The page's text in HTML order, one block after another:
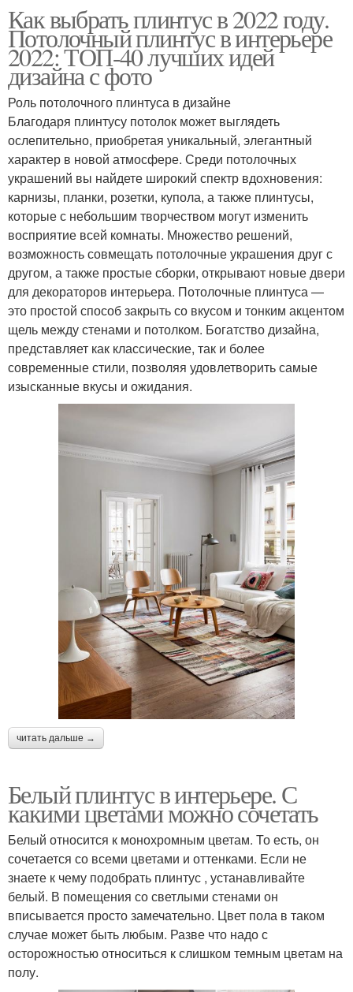
Как выбрать плинтус в 2022 году.
Потолочный плинтус в интерьере
2022: ТОП-40 лучших идей
дизайна с фото
Роль потолочного плинтуса в дизайне
Благодаря плинтусу потолок может выглядеть
ослепительно, приобретая уникальный, элегантный
характер в новой атмосфере. Среди потолочных
украшений вы найдете широкий спектр вдохновения:
карнизы, планки, розетки, купола, а также плинтусы,
которые с небольшим творчеством могут изменить
восприятие всей комнаты. Множество решений,
возможность совмещать потолочные украшения друг с
другом, а также простые сборки, открывают новые двери
для декораторов интерьера. Потолочные плинтуса —
это простой способ закрыть со вкусом и тонким акцентом
щель между стенами и потолком. Богатство дизайна,
представляет как классические, так и более
современные стили, позволяя удовлетворить самые
изысканные вкусы и ожидания.
читать дальше →
Белый плинтус в интерьере. С
какими цветами можно сочетать
Белый относится к монохромным цветам. То есть, он
сочетается со всеми цветами и оттенками. Если не
знаете к чему подобрать плинтус , устанавливайте
белый. В помещения со светлыми стенами он
вписывается просто замечательно. Цвет пола в таком
случае может быть любым. Разве что надо с
осторожностью относиться к слишком темным цветам на
полу.